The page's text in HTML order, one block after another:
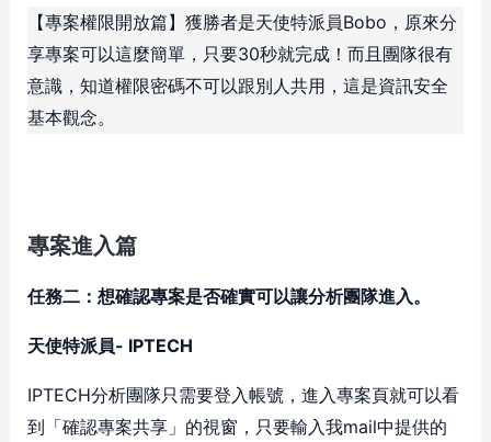
【專案權限開放篇】獲勝者是天使特派員Bobo，原來分
享專案可以這麼簡單，只要30秒就完成！而且團隊很有
意識，知道權限密碼不可以跟別人共用，這是資訊安全
基本觀念。
專案進入篇
任務二：想確認專案是否確實可以讓分析團隊進入。
天使特派員- IPTECH
IPTECH分析團隊只需要登入帳號，進入專案頁就可以看
到「確認專案共享」的視窗，只要輸入我mail中提供的